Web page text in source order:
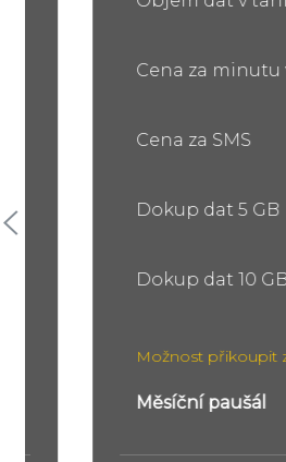
Cena za minutu
Cena za SMS
Dokup dat 5 GB
Dokup dat 10 GB
Možnost přikoupit
Měsíční paušál